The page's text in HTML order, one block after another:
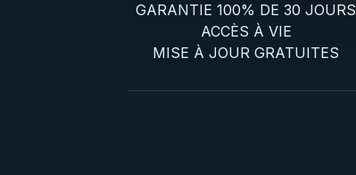
GARANTIE 100% DE 30 JOURS
ACCÈS À VIE
MISE À JOUR GRATUITES